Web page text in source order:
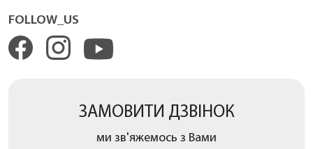
FOLLOW_US
ЗАМОВИТИ ДЗВІНОК
ми зв'яжемось з Вами